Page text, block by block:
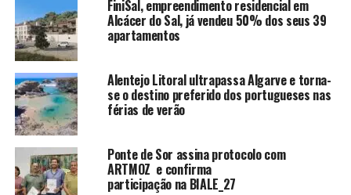
FiniSal, empreendimento residencial em
Alcácer do Sal, já vendeu 50% dos seus 39
apartamentos
Alentejo Litoral ultrapassa Algarve e torna-
se o destino preferido dos portugueses nas
férias de verão
Ponte de Sor assina protocolo com
ARTMOZ e confirma
participação na BIALE_27